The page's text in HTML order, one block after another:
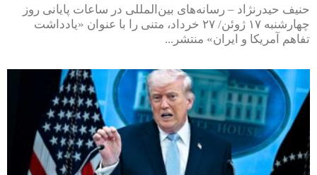
حنیف حیدرنژاد – رسانه‌های بین‌المللی در ساعات پایانی روز
چهارشنبه ۱۷ ژوئن/ ۲۷ خرداد، متنی را با عنوان «یادداشت
تفاهم آمریکا و ایران» منتشر...